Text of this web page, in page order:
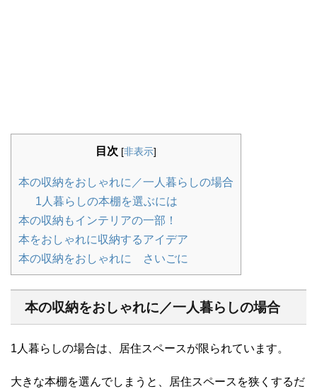
目次 [非表示]
本の収納をおしゃれに／一人暮らしの場合
1人暮らしの本棚を選ぶには
本の収納もインテリアの一部！
本をおしゃれに収納するアイデア
本の収納をおしゃれに さいごに
本の収納をおしゃれに／一人暮らしの場合
1人暮らしの場合は、居住スペースが限られています。
大きな本棚を選んでしまうと、居住スペースを狭くするだ